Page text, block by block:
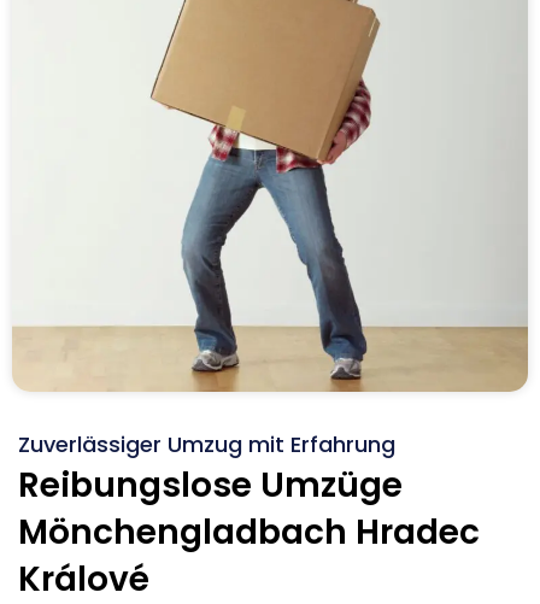
Zuverlässiger Umzug mit Erfahrung
Reibungslose Umzüge
Mönchengladbach Hradec
Králové